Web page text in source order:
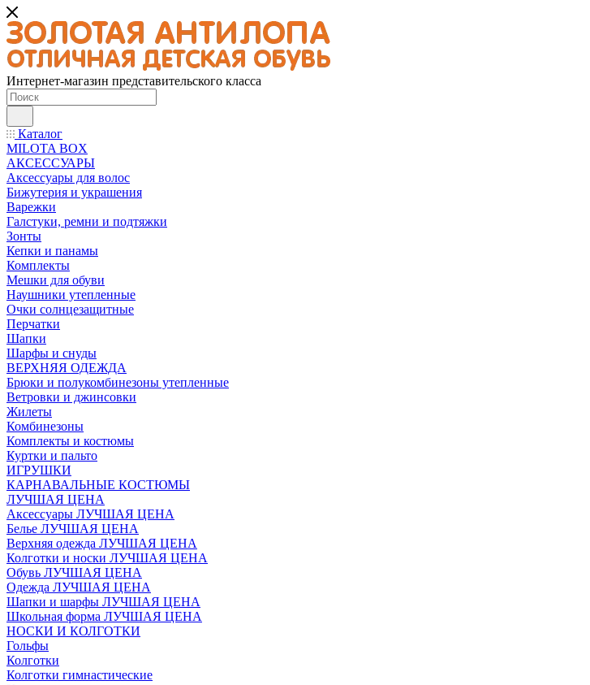
Интернет-магазин представительского класса
Каталог
MILOTA BOX
АКСЕССУАРЫ
Аксессуары для волос
Бижутерия и украшения
Варежки
Галстуки, ремни и подтяжки
Зонты
Кепки и панамы
Комплекты
Мешки для обуви
Наушники утепленные
Очки солнцезащитные
Перчатки
Шапки
Шарфы и снуды
ВЕРХНЯЯ ОДЕЖДА
Брюки и полукомбинезоны утепленные
Ветровки и джинсовки
Жилеты
Комбинезоны
Комплекты и костюмы
Куртки и пальто
ИГРУШКИ
КАРНАВАЛЬНЫЕ КОСТЮМЫ
ЛУЧШАЯ ЦЕНА
Аксессуары ЛУЧШАЯ ЦЕНА
Белье ЛУЧШАЯ ЦЕНА
Верхняя одежда ЛУЧШАЯ ЦЕНА
Колготки и носки ЛУЧШАЯ ЦЕНА
Обувь ЛУЧШАЯ ЦЕНА
Одежда ЛУЧШАЯ ЦЕНА
Шапки и шарфы ЛУЧШАЯ ЦЕНА
Школьная форма ЛУЧШАЯ ЦЕНА
НОСКИ И КОЛГОТКИ
Гольфы
Колготки
Колготки гимнастические